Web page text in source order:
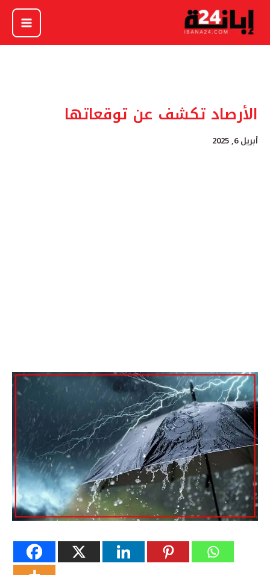
تخطي
المحتوى
الأرصاد تكشف عن توقعاتها
أبريل 6, 2025